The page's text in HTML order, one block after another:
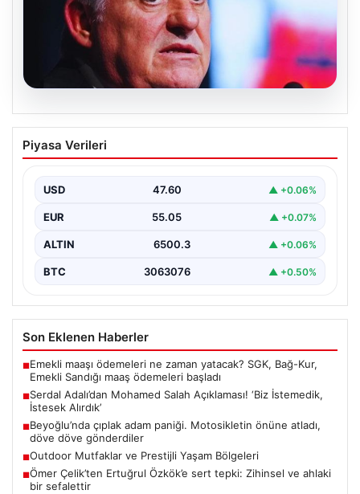
05.08.2026
Serdal Adalı’dan Mohamed Salah
Açıklaması! ‘Biz İstemedik, İstesek
Beşiktaş Başkanı Serdal Adalı, futbol dünyasında sıkça
önemli…
Piyasa Verileri
USD 47.60 ▲ +0.06%
EUR 55.05 ▲ +0.07%
ALTIN 6500.3 ▲ +0.06%
BTC 3063076 ▲ +0.50%
Son Eklenen Haberler
■Emekli maaşı ödemeleri ne zaman yatacak? SGK, Bağ-Kur,
Emekli Sandığı maaş ödemeleri başladı
■Serdal Adalı’dan Mohamed Salah Açıklaması! ‘Biz İstemedik,
İstesek Alırdık’
■Beyoğlu’nda çıplak adam paniği. Motosikletin önüne atladı,
döve döve gönderdiler
■Outdoor Mutfaklar ve Prestijli Yaşam Bölgeleri
■Ömer Çelik’ten Ertuğrul Özkök’e sert tepki: Zihinsel ve ahlaki
bir sefalettir